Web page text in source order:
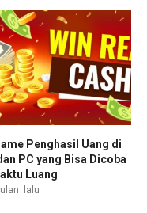
Penghasil Uang di
PC yang Bisa Dicoba
Luang
lalu